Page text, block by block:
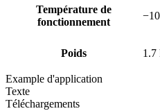
Température de
fonctionnement
Poids 1.7
Example d'application
Texte
Téléchargements